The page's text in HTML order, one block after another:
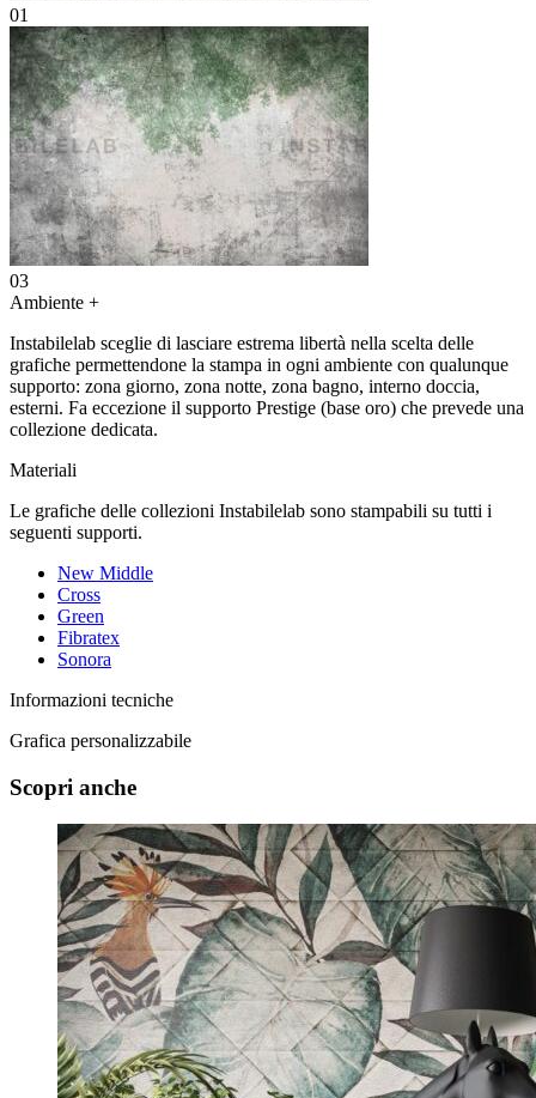
01
03
Ambiente +
Instabilelab sceglie di lasciare estrema libertà nella scelta delle
grafiche permettendone la stampa in ogni ambiente con qualunque
supporto: zona giorno, zona notte, zona bagno, interno doccia,
esterni. Fa eccezione il supporto Prestige (base oro) che prevede una
collezione dedicata.
Materiali
Le grafiche delle collezioni Instabilelab sono stampabili su tutti i
seguenti supporti.
New Middle
Cross
Green
Fibratex
Sonora
Informazioni tecniche
Grafica personalizzabile
Scopri anche